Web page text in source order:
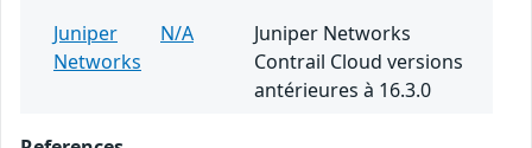
Juniper
Networks
N/A
Juniper Networks
Contrail Cloud versions
antérieures à 16.3.0